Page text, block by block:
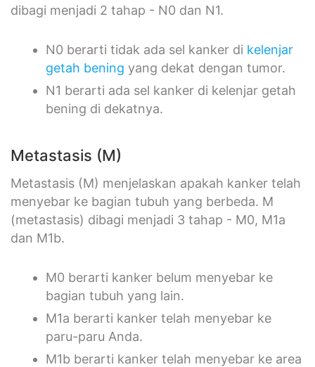
dibagi menjadi 2 tahap - N0 dan N1.
N0 berarti tidak ada sel kanker di kelenjar
getah bening yang dekat dengan tumor.
N1 berarti ada sel kanker di kelenjar getah
bening di dekatnya.
Metastasis (M)
Metastasis (M) menjelaskan apakah kanker telah
menyebar ke bagian tubuh yang berbeda. M
(metastasis) dibagi menjadi 3 tahap - M0, M1a
dan M1b.
M0 berarti kanker belum menyebar ke
bagian tubuh yang lain.
M1a berarti kanker telah menyebar ke
paru-paru Anda.
M1b berarti kanker telah menyebar ke area